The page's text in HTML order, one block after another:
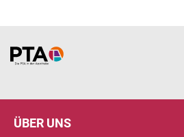
Home
ÜBER UNS